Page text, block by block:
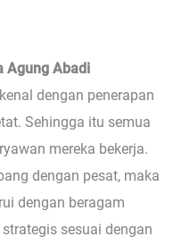
Agung Abadi
dengan penerapan
Sehingga itu semua
mereka bekerja.
dengan pesat, maka
dengan beragam
sesuai dengan